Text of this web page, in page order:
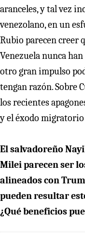
aranceles, y tal vez
venezolano, en un
Rubio parecen creer
Venezuela nunca
otro gran impulso
tengan razón. Sobre
los recientes
y el éxodo
El salvadoreño
Milei parecen ser
alineados con
pueden resultar
¿Qué beneficios